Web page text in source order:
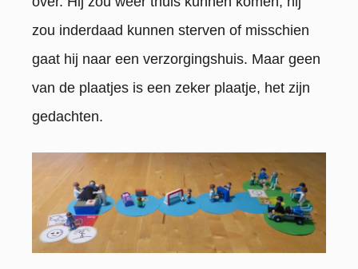
zou inderdaad kunnen sterven of misschien
gaat hij naar een verzorgingshuis. Maar geen
van de plaatjes is een zeker plaatje, het zijn
gedachten.